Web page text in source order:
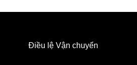
Điều lệ Vận chuyển